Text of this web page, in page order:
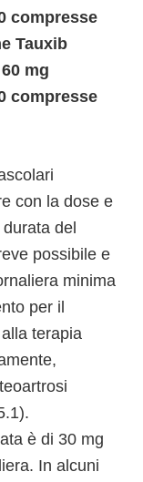
compresse
Tauxib
mg
compresse
con la dose e
del
possibile e
minima
per il
terapia
è di 30 mg
In alcuni